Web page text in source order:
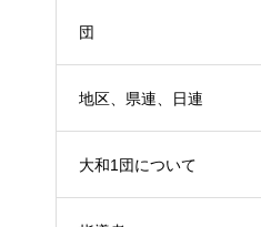
団
地区、県連、日連
大和1団について